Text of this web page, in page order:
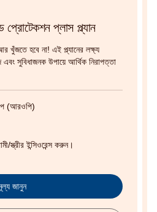
প্রোটেকশন প্লাস প্ল্যান
খুঁজতে হবে না! এই প্ল্যানের লক্ষ্য
সুবিধাজনক উপায়ে আর্থিক নিরাপত্তা
(আরওপি)
স্ত্রীর ইন্সিওরেন্স করুন।
জানুন